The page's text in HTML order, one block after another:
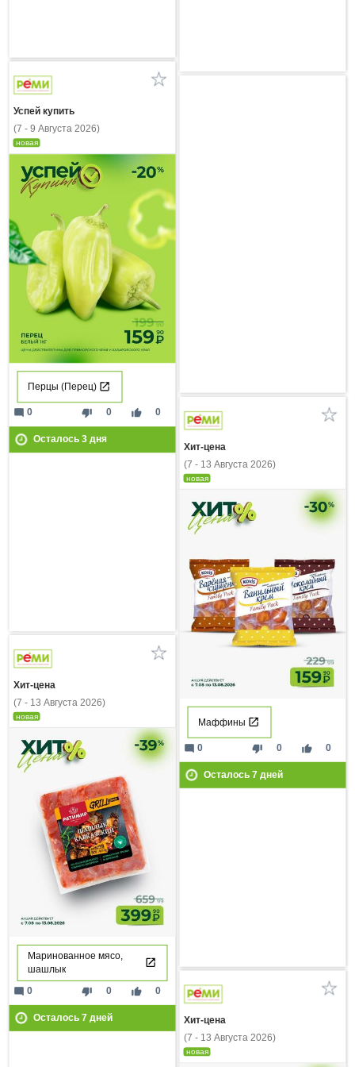
Успей купить
(7 - 9 Августа 2026)
новая
Перцы (Перец)
thumb_down 0 thumb_up 0
mode_comment 0
Осталось 3дня
Хит-цена
(7 - 13 Августа 2026)
новая
Маффины
thumb_down 0 thumb_up 0
mode_comment 0
Осталось 7дней
Хит-цена
(7 - 13 Августа 2026)
новая
Маринованное мясо,
шашлык
thumb_down 0 thumb_up 0
mode_comment 0
Осталось 7дней
Хит-цена
(7 - 13 Августа 2026)
новая